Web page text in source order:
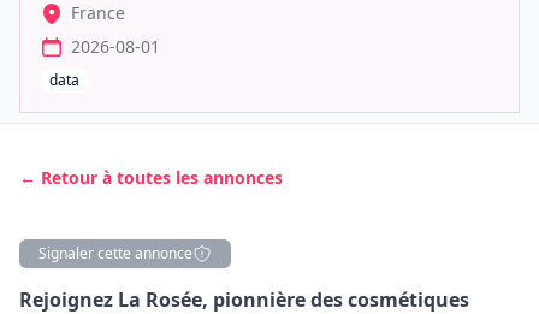
France
2026-08-01
data
← Retour à toutes les annonces
Signaler cette annonce
Description
Rejoignez La Rosée, pionnière des cosmétiques